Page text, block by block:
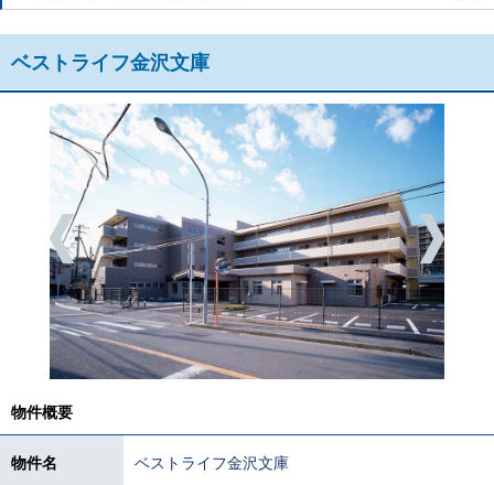
ベストライフ金沢文庫
物件概要
物件名 ベストライフ金沢文庫